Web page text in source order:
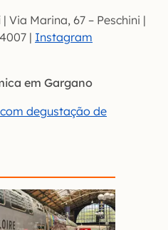
| Via Marina, 67 – Peschini |
| Instagram
em Gargano
degustação de